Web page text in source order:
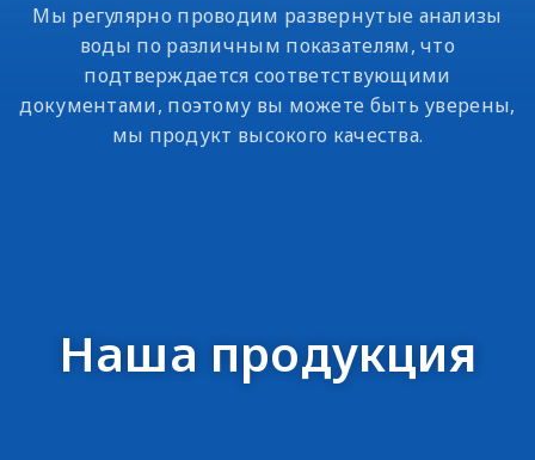
Мы регулярно проводим развернутые анализы
воды по различным показателям, что
подтверждается соответствующими
документами, поэтому вы можете быть уверены,
мы продукт высокого качества.
Наша продукция